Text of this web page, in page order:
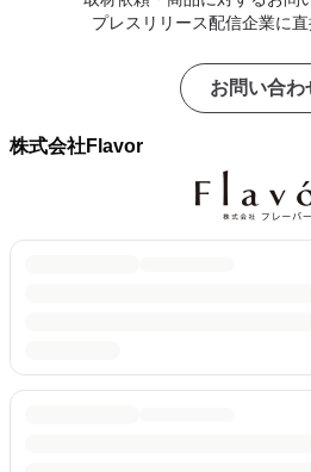
プレスリリース配信企業に直
お問い合わ
株式会社Flavor